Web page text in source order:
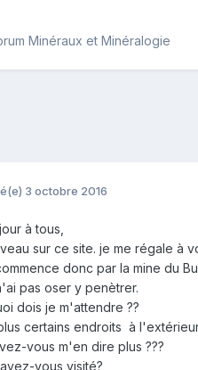
Minéraux et Minéralogie
3 octobre 2016
à tous,
sur ce site. je me régale à
donc par la mine du
pas oser y penètrer.
dois je m'attendre ??
certains endroits à
vous m'en dire plus ???
vous visité?